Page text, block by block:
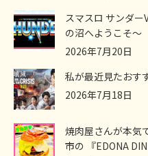
スマスロ サンダ
の沼へようこそ～
2026年7月20日
私が最近見たおす
2026年7月18日
焼肉屋さんが本気
市の 『EDONA